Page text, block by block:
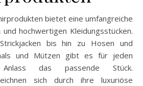
bietet eine umfangreiche
und hochwertigen Kleidungsstücken.
bis hin zu Hosen und
und Mützen gibt es für jeden
das passende Stück.
sich durch ihre luxuriöse